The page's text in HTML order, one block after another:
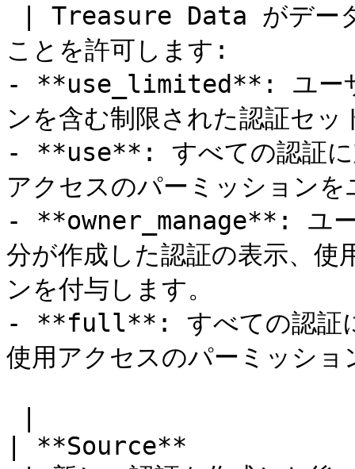
ことを許可します:
- **use_limited**: ユーザ
ンを含む制限された認証セッ
- **use**: すべての認証に
アクセスのパーミッション
- **owner_manage**: ユー
分が作成した認証の表示、使
ンを付与します。
- **full**: すべての認証に
使用アクセスのパーミッシ
| **Source**